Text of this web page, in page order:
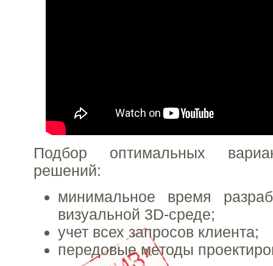
Подбор оптимальных
решений:
минимальное время
визуальной 3D-среде;
учет всех запросов клиента;
передовые методы